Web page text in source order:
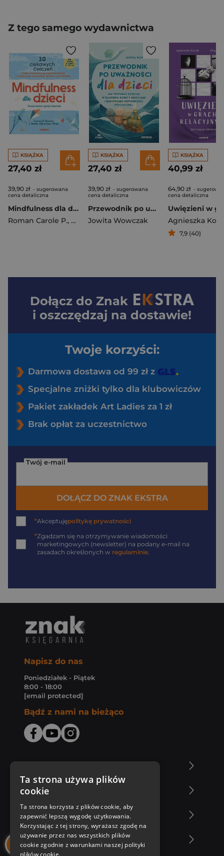
Z tego samego wydawnictwa
KSIĄŻKA
27,40 zł
39,90 zł - sugerowana
cena detaliczna
Mindfulness dla dzieci. Poczuj radość, spokój i kontrolę
Roman Carole P., Albertson-Wren Robin J.
KSIĄŻKA
27,40 zł
39,90 zł - sugerowana
cena detaliczna
Przewodnik po uważności dla dzieci. Jak wspierać dziecko w radzeniu sobie z emocjami, stresem i myślami
Jowita Wowczak
KSIĄŻKA
40,99 zł
64,90 zł -
cena detaliczna
Agnieszka
7,9 (40)
Dołącz do Znak
i oszczędzaj na dostawie!
Twoje korzyści:
Darmowa dostawa od 99 zł z
Specjalne zniżki tylko dla klubowiczów
Pakiet zakładek Art Ladies za 1 zł
Brak opłat za uczestnictwo
Twój e-mail
DOŁĄCZ DO ZNAK EKSTRA
*Akceptujępolitykę prywatności
*Zgadzam się na otrzymywanie wiadomości
marketingowych (newsletter) na podany e-mail na
zasadach określonych w regulaminie.
Napisz do nas
Poniedziałek - Piątek
8:00 - 18:00
[email protected]
Bądź z nami na bieżąco
Zakupy u nas
Nasza oferta
Nasi autorzy
Ta strona używa plików
cookie
Ta strona korzysta z plików cookie, aby
zapewnić lepszą wygodę użytkowania.
Korzystając z tej strony, wyrażasz zgodę na
używanie przez nas wszystkich plików
cookie zgodnie z warunkami naszej polityki
plików cookie.